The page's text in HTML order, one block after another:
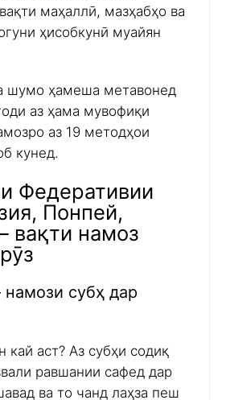
маҳаллӣ, мазҳабҳо ва
ҳисобкунӣ муайян
шумо ҳамеша метавонед
аз ҳама мувофиқи
аз 19 методҳои
кунед.
Федеративии
Понпей,
вақти намоз
субҳ дар
кай аст? Аз субҳи содиқ
равшании сафед дар
ва то чанд лаҳза пеш